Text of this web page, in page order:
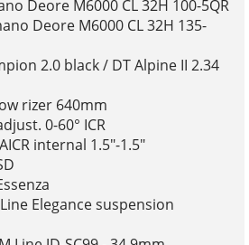
Deore M6000 CL 32H 100-5QR
Deore M6000 CL 32H 135-
2.0 black / DT Alpine II 2.34
rizer 640mm
0-60° ICR
internal 1.5"-1.5"
Elegance suspension